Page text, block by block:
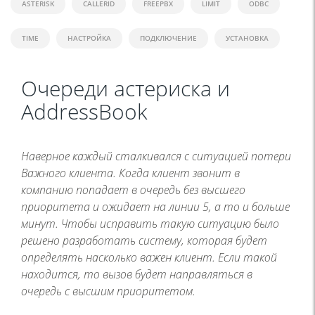
ASTERISK CALLERID FREEPBX LIMIT ODBC
TIME НАСТРОЙКА ПОДКЛЮЧЕНИЕ УСТАНОВКА
Очереди астериска и
AddressBook
Наверное каждый сталкивался с ситуацией потери
Важного клиента. Когда клиент звонит в
компанию попадает в очередь без высшего
приоритета и ожидает на линии 5, а то и больше
минут. Чтобы исправить такую ситуацию было
решено разработать систему, которая будет
определять насколько важен клиент. Если такой
находится, то вызов будет направляться в
очередь с высшим приоритетом.